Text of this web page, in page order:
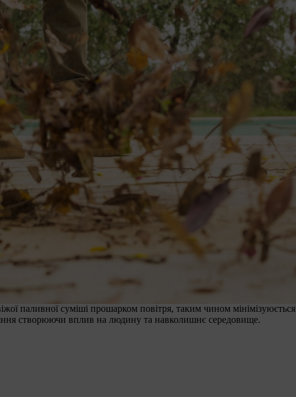
Оптимальна реалізація наявної потужності
Використання не залежить від положення
Особливо високий крутний момент
Компактний дизайн
використанням палива
діапазоні швидкостей
зменшується, що зменшує забруднення навколишнього
порівняно зі звичайними двотактними двигунами без технології
продувки відповідає суворій європейській директиві щодо
нові стандарти. Під час продувки утворюється повітряний
паливної суміші прошарком повітря, таким чином
створюючи вплив на людину та навколишнє середовище.